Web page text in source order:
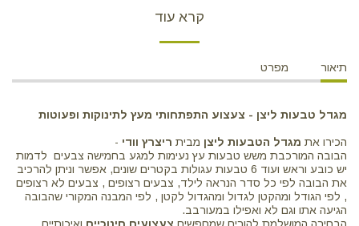
קרא עוד
תיאור מפרט
מגדל טבעות ליצן - צעצוע התפתחותי מעץ לתינוקות ופעוטות
הכירו את מגדל הטבעות ליצן מבית ריצרץ וודי -
הבובה המורכבת משש טבעות עץ נעימות למגע בחמישה צבעים לדמות
יש כובע וראש ועוד 6 טבעות עגולות בקטרים שונים, אפשר וניתן להרכיב
את הבובה לפי כל סדר הנראה לילד, צבעים רצופים , צבעים לא רצופים
, לפי הגודל ומהקטן לגדול ומהגדול לקטן , לפי המבנה המקורי שהבובה
הגיעה אתו וגם לא ואפילו במעורבב.